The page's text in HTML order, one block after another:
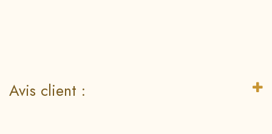
Avis client :